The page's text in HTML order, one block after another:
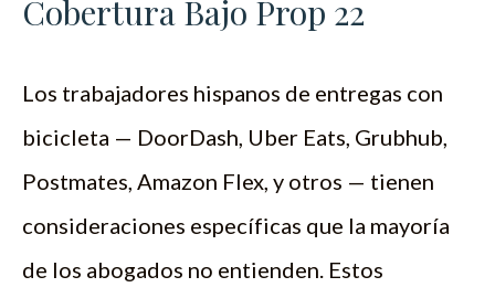
Cobertura Bajo Prop 22
Los trabajadores hispanos de entregas con
bicicleta — DoorDash, Uber Eats, Grubhub,
Postmates, Amazon Flex, y otros — tienen
consideraciones específicas que la mayoría
de los abogados no entienden. Estos